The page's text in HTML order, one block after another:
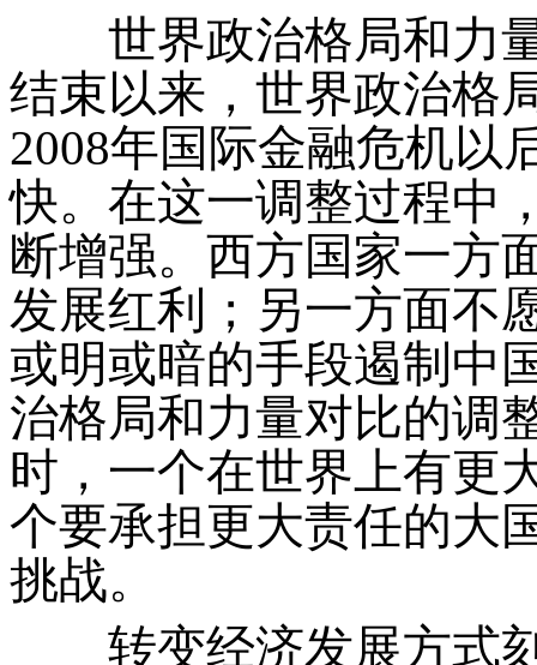
世界政治格局和力量
结束以来，世界政治格
2008年国际金融危机以
快。在这一调整过程中
断增强。西方国家一方
发展红利；另一方面不
或明或暗的手段遏制中
治格局和力量对比的调
时，一个在世界上有更
个要承担更大责任的大
挑战。
转变经济发展方式刻